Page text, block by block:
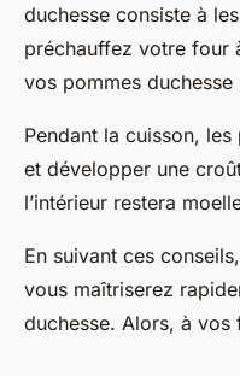
duchesse consiste à
préchauffez votre four
vos pommes
Pendant la cuisson,
et développer une
l’intérieur restera
En suivant ces
vous maîtriserez
duchesse. Alors, à vos